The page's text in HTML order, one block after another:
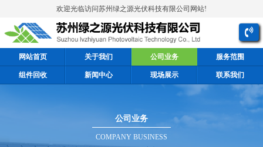
欢迎光临访问苏州绿之源光伏科技有限公司网站!
网站首页 关于我们 公司业务 服务范围
组件回收 新闻中心 现场展示 联系我们
公司业务
COMPANY BUSINESS